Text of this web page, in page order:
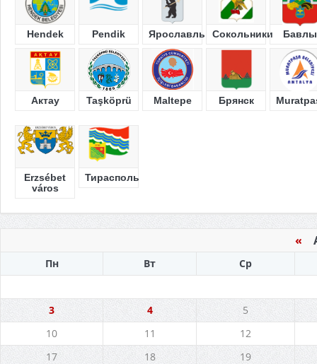
Hendek Pendik Ярославль Сокольники Бавлы
Актау Taşköprü Maltepe Брянск
Erzsébet
város
Тирасполь
«
Пн Вт Ср
3 4
5
10
11
12
17
18
19